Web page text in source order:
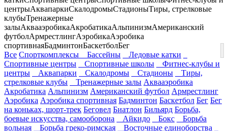
центрыАквапаркиСкалодромыСтадионыТиры, стрелковые
клубыТренажерные
залыАквааэробикаАкробатикаАльпинизмАмериканский
футболАрмрестлингАэробикаАэробика
спортивнаяБадминтонБаскетболБег
Все Спорткомплексы Бассейны
Ледовые катки
Спортивные центры
Спортивные школы
Фитнес-клубы и
центры
Аквапарки Скалодромы Стадионы
Тиры,
стрелковые клубы
Тренажерные залы Аквааэробика
Акробатика Альпинизм Американский футбол Армрестлинг
Аэробика Аэробика спортивная Бадминтон Баскетбол Бег Бег
на коньках, шорт-трек Беговел Биатлон Бильярд Борьба,
боевые искусства, самооборона
Айкидо Бокс
Борьба
вольная
Борьба греко-римская
Восточные единоборства